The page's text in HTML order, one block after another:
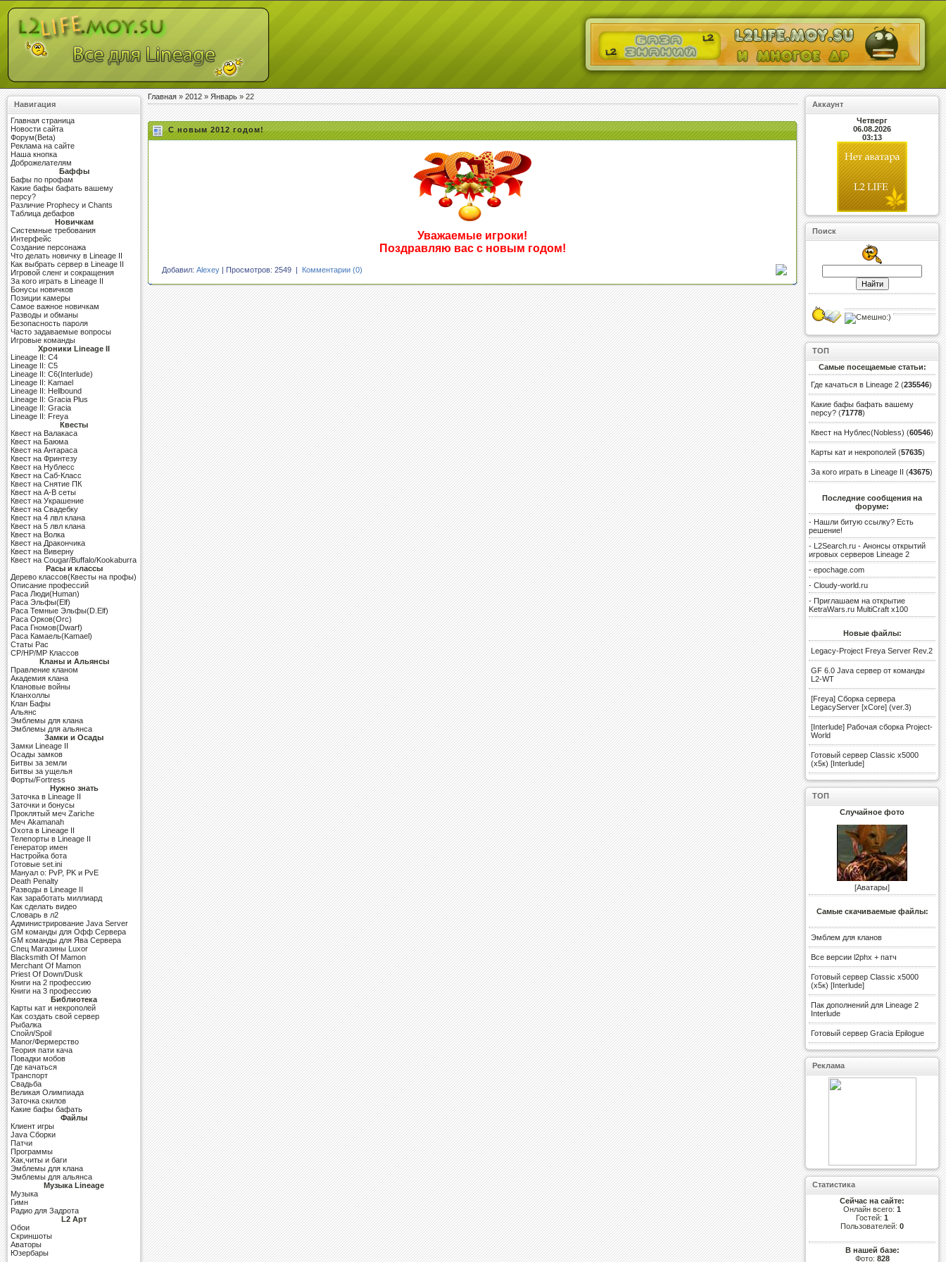
Навигация
Главная страница
Новости сайта
Форум(Beta)
Реклама на сайте
Наша кнопка
Доброжелателям
Баффы
Бафы по профам
Какие бафы бафать вашему
персу?
Различие Prophecy и Chants
Таблица дебафов
Новичкам
Системные требования
Интерфейс
Создание персонажа
Что делать новичку в Lineage II
Как выбрать сервер в Lineage II
Игровой сленг и сокращения
За кого играть в Lineage II
Бонусы новичков
Позиции камеры
Самое важное новичкам
Разводы и обманы
Безопасность пароля
Часто задаваемые вопросы
Игровые команды
Хроники Lineage II
Lineage II: C4
Lineage II: C5
Lineage II: C6(Interlude)
Lineage II: Kamael
Lineage II: Hellbound
Lineage II: Gracia Plus
Lineage II: Gracia
Lineage II: Freya
Квесты
Квест на Валакаса
Квест на Баюма
Квест на Антараса
Квест на Фринтезу
Квест на Нублесс
Квест на Саб-Класс
Квест на Снятие ПК
Квест на A-B сеты
Квест на Украшение
Квест на Свадебку
Квест на 4 лвл клана
Квест на 5 лвл клана
Квест на Волка
Квест на Дракончика
Квест на Виверну
Квест на Cougar/Buffalo/Kookaburra
Расы и классы
Дерево классов(Квесты на профы)
Описание профессий
Раса Люди(Human)
Раса Эльфы(Elf)
Раса Темные Эльфы(D.Elf)
Раса Орков(Orc)
Раса Гномов(Dwarf)
Раса Камаель(Kamael)
Cтаты Рас
CP/HP/MP Классов
Кланы и Альянсы
Правление кланом
Академия клана
Клановые войны
Кланхоллы
Клан Бафы
Альянс
Эмблемы для клана
Эмблемы для альянса
Замки и Осады
Замки Lineage II
Осады замков
Битвы за земли
Битвы за ущелья
Форты/Fortress
Нужно знать
Заточка в Lineage II
Заточки и бонусы
Проклятый меч Zariche
Меч Akamanah
Охота в Lineage II
Телепорты в Lineage II
Генератор имен
Настройка бота
Готовые set.ini
Мануал о: PvP, PK и PvE
Death Penalty
Разводы в Lineage II
Как заработать миллиард
Как сделать видео
Словарь в л2
Администрирование Java Server
GM команды для Офф Сервера
GM команды для Ява Сервера
Cпец Магазины Luxor
Blacksmith Of Mamon
Merchant Of Mamon
Priest Of Down/Dusk
Книги на 2 профессию
Книги на 3 профессию
Библиотека
Карты кат и некрополей
Как создать свой сервер
Рыбалка
Спойл/Spoil
Manor/Фермерство
Теория пати кача
Повадки мобов
Где качаться
Транспорт
Свадьба
Великая Олимпиада
Заточка скилов
Какие бафы бафать
Файлы
Клиент игры
Java Сборки
Патчи
Программы
Хак,читы и баги
Эмблемы для клана
Эмблемы для альянса
Музыка Lineage
Музыка
Гимн
Радио для Задрота
L2 Арт
Обои
Скриншоты
Аваторы
Юзербары
Главная»2012 » Январь » 22
C новым 2012 годом!
Уважаемые игроки!
Поздравляю вас с новым годом!
Добавил: Alexey | Просмотров: 2549 | Комментарии (0)
Аккаунт
Четверг
06.08.2026
03:13
Поиск
ТОП
Самые посещаемые статьи:
Где качаться в Lineage 2 (235546)
Какие бафы бафать вашему
персу? (71778)
Квест на Нублес(Nobless) (60546)
Карты кат и некрополей (57635)
За кого играть в Lineage II (43675)
Последние сообщения на
форуме:
- Нашли битую ссылку? Есть
решение!
- L2Search.ru - Анонсы открытий
игровых серверов Lineage 2
- epochage.com
- Cloudy-world.ru
- Приглашаем на открытие
KetraWars.ru MultiCraft x100
Новые файлы:
Legacy-Project Freya Server Rev.2
GF 6.0 Java сервер от команды
L2-WT
[Freya] Сборка сервера
LegacyServer [xCore] (ver.3)
[Interlude] Рабочая сборка Project-
World
Готовый сервер Classic x5000
(х5к) [Interlude]
ТОП
Случайное фото
[Аватары]
Самые скачиваемые файлы:
Эмблем для кланов
Все версии l2phx + патч
Готовый сервер Classic x5000
(х5к) [Interlude]
Пак дополнений для Lineage 2
Interlude
Готовый сервер Gracia Epilogue
Реклама
Статистика
Сейчас на сайте:
Онлайн всего: 1
Гостей: 1
Пользователей: 0
В нашей базе:
Фото: 828